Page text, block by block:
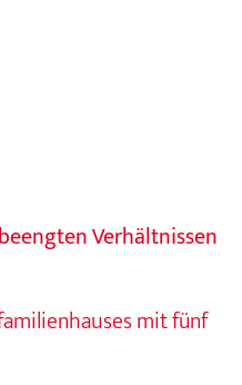
Verhältnissen
mit fünf